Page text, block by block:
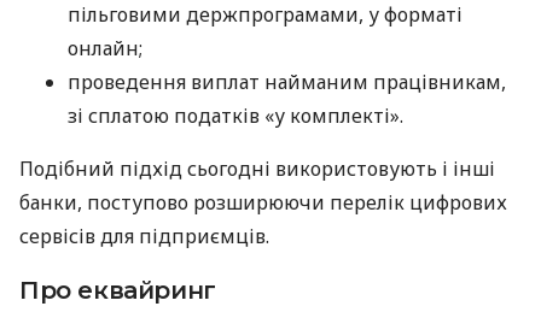
пільговими держпрограмами, у форматі
онлайн;
проведення виплат найманим працівникам,
зі сплатою податків «у комплекті».
Подібний підхід сьогодні використовують і інші
банки, поступово розширюючи перелік цифрових
сервісів для підприємців.
Про еквайринг